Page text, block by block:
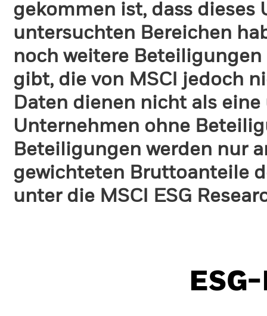
gekommen ist, dass
untersuchten Bereichen
noch weitere
gibt, die von MSCI jedoch
Daten dienen nicht als
Unternehmen ohne
Beteiligungen werden nur
gewichteten Bruttoanteile
unter die MSCI ESG